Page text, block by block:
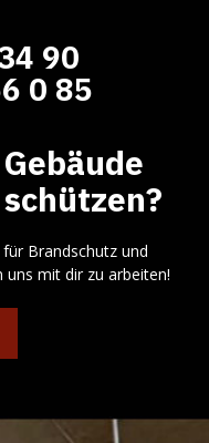
90
0 85
Brandschutz und
uns mit dir zu arbeiten!